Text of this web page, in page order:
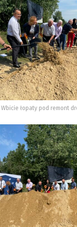
Wbicie łopaty pod remont